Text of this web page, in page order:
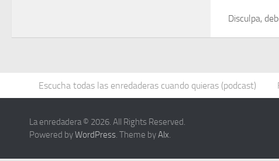
Disculpa,
Escucha todas las enredaderas cuando quieras (podcast)
La enredadera © 2026. All Rights Reserved.
Powered byWordPress. Theme byAlx.